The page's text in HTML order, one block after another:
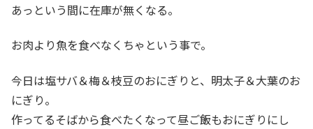
あっという間に在庫が無くなる。
お肉より魚を食べなくちゃという事で。
今日は塩サバ＆梅＆枝豆のおにぎりと、明太子＆大葉のお
にぎり。
作ってるそばから食べたくなって昼ご飯もおにぎりにし